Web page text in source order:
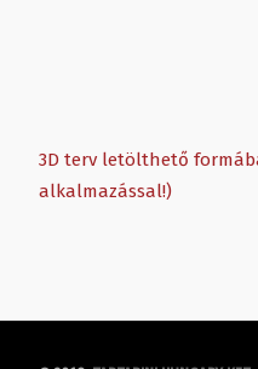
3D terv letölthető
alkalmazással!)